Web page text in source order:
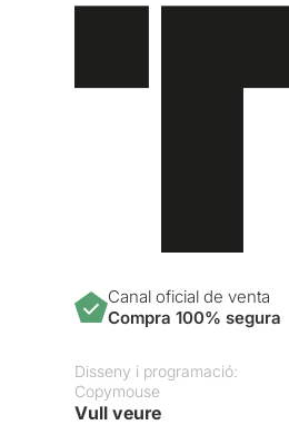
Canal oficial de venta
Compra 100% segura
Disseny i programació:
Copymouse
Vull veure